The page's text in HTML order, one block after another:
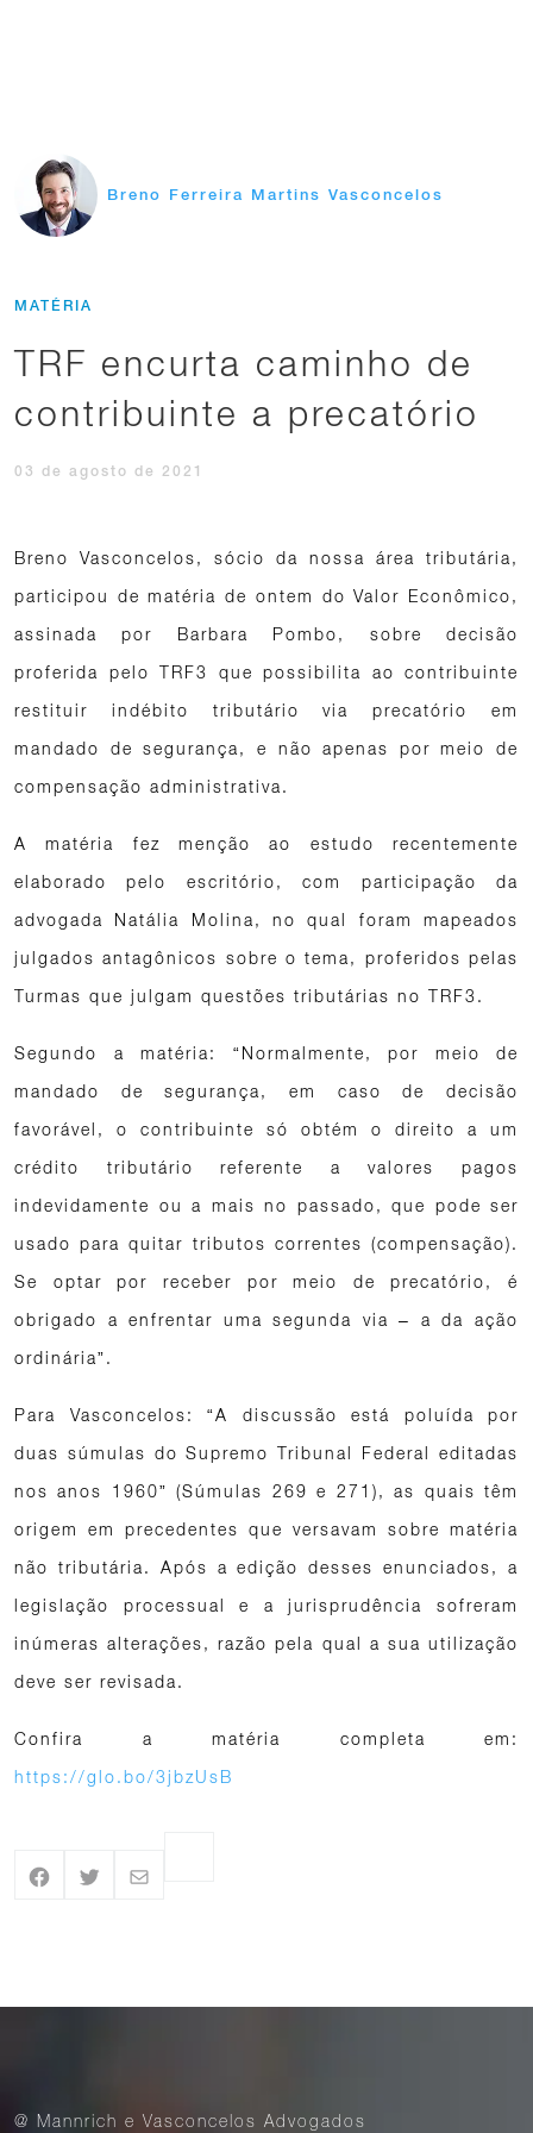
Breno Ferreira Martins Vasconcelos
MATÉRIA
TRF encurta caminho de
contribuinte a precatório
03 de agosto de 2021
Breno Vasconcelos, sócio da nossa área tributária,
participou de matéria de ontem do Valor Econômico,
assinada por Barbara Pombo, sobre decisão
proferida pelo TRF3 que possibilita ao contribuinte
restituir indébito tributário via precatório em
mandado de segurança, e não apenas por meio de
compensação administrativa.
A matéria fez menção ao estudo recentemente
elaborado pelo escritório, com participação da
advogada Natália Molina, no qual foram mapeados
julgados antagônicos sobre o tema, proferidos pelas
Turmas que julgam questões tributárias no TRF3.
Segundo a matéria: “Normalmente, por meio de
mandado de segurança, em caso de decisão
favorável, o contribuinte só obtém o direito a um
crédito tributário referente a valores pagos
indevidamente ou a mais no passado, que pode ser
usado para quitar tributos correntes (compensação).
Se optar por receber por meio de precatório, é
obrigado a enfrentar uma segunda via – a da ação
ordinária”.
Para Vasconcelos: “A discussão está poluída por
duas súmulas do Supremo Tribunal Federal editadas
nos anos 1960” (Súmulas 269 e 271), as quais têm
origem em precedentes que versavam sobre matéria
não tributária. Após a edição desses enunciados, a
legislação processual e a jurisprudência sofreram
inúmeras alterações, razão pela qual a sua utilização
deve ser revisada.
Confira a matéria completa em:
https://glo.bo/3jbzUsB
@ Mannrich e Vasconcelos Advogados